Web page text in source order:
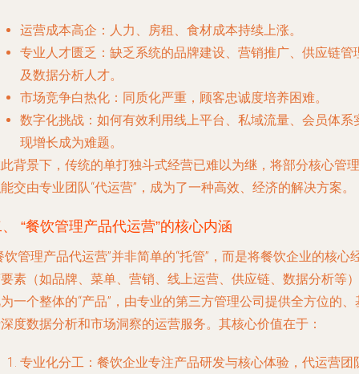
运营成本高企 ：人力、房租、食材成本持续上涨。
专业人才匮乏 ：缺乏系统的品牌建设、营销推广、供应链管
及数据分析人才。
市场竞争白热化 ：同质化严重，顾客忠诚度培养困难。
数字化挑战 ：如何有效利用线上平台、私域流量、会员体系
现增长成为难题。
背景下，传统的单打独斗式经营已难以为继，将部分核心管理
交由专业团队“代运营”，成为了一种高效、经济的解决方案。
“餐饮管理产品代运营”的核心内涵
饮管理产品代运营”并非简单的“托管”，而是将餐饮企业的核心
素（如品牌、菜单、营销、线上运营、供应链、数据分析等）
一个整体的“产品”，由专业的第三方管理公司提供全方位的、
度数据分析和市场洞察的运营服务。其核心价值在于：
专业化分工 ：餐饮企业专注产品研发与核心体验，代运营团